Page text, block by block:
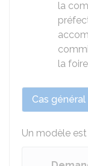
la
la
Cas général
Un modèle